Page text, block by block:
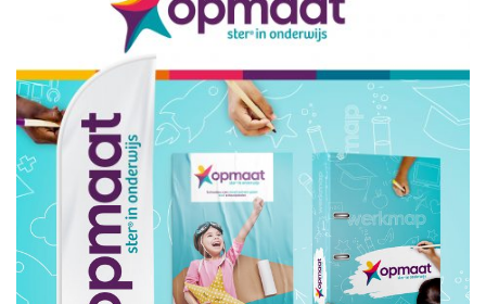
Dit isJo.
Portfolijo.